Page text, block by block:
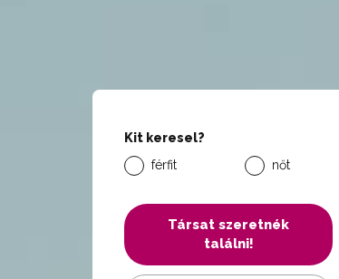
Kit keresel?
férfit
nőt
Társat szeretnék
találni!